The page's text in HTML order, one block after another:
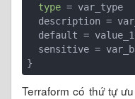
type = var_type
}
Terraform có thứ tự